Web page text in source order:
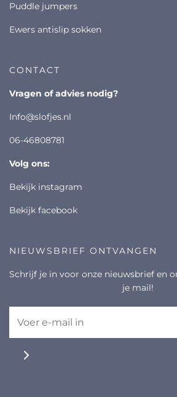
puddle jumpers
ewers antislip sokken
CONTACT
vragen of advies nodig?
info@slofjes.nl
06-46808781
volg ons:
bekijk instagram
bekijk facebook
NIEUWSBRIEF ONTVANGEN
Schrijf je in voor onze nieuwsbrief en
je mail!